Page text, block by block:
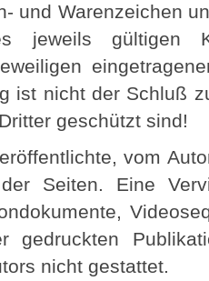
und Warenzeichen
jeweils gültigen
ist nicht der Schluß
geschützt sind!
vom
Seiten. Eine
gedruckten
nicht gestattet.